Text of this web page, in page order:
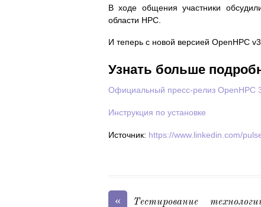
В ходе общения участники
области HPC.
И теперь с новой версией OpenHPC
Узнать больше
Официальный пресс-релиз OpenHPC
Инструкция по установке
Источник: https://www.linkedin.com/
« Тестирование